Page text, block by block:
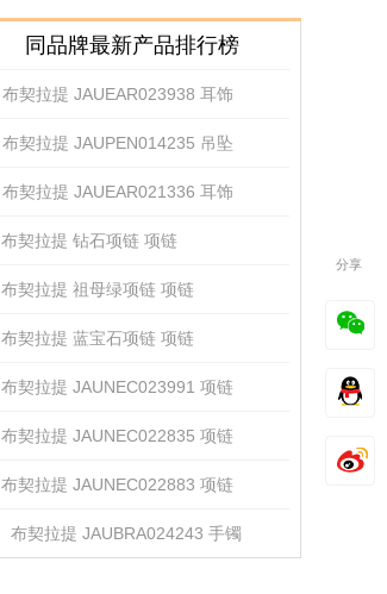
同品牌最新产品排行榜
布契拉提 JAUEAR023938 耳饰
布契拉提 JAUPEN014235 吊坠
布契拉提 JAUEAR021336 耳饰
布契拉提 钻石项链 项链
布契拉提 祖母绿项链 项链
布契拉提 蓝宝石项链 项链
布契拉提 JAUNEC023991 项链
布契拉提 JAUNEC022835 项链
布契拉提 JAUNEC022883 项链
布契拉提 JAUBRA024243 手镯
分享